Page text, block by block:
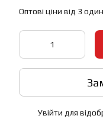
Оптові ціни від 3
Увійти для